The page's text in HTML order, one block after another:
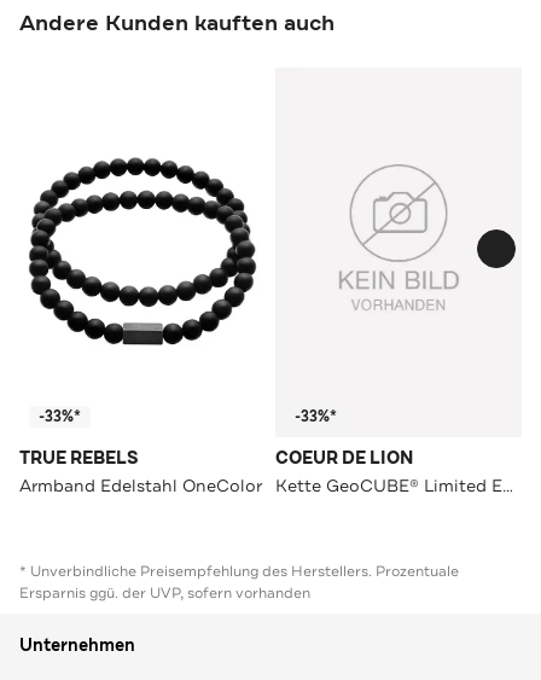
Andere Kunden kauften auch
-33%*
TRUE REBELS
Armband Edelstahl OneColor
-33%*
COEUR DE LION
Kette GeoCUBE® Limited Edition Schwarz-Weiß
* Unverbindliche Preisempfehlung des Herstellers. Prozentuale
Ersparnis ggü. der UVP, sofern vorhanden
Unternehmen